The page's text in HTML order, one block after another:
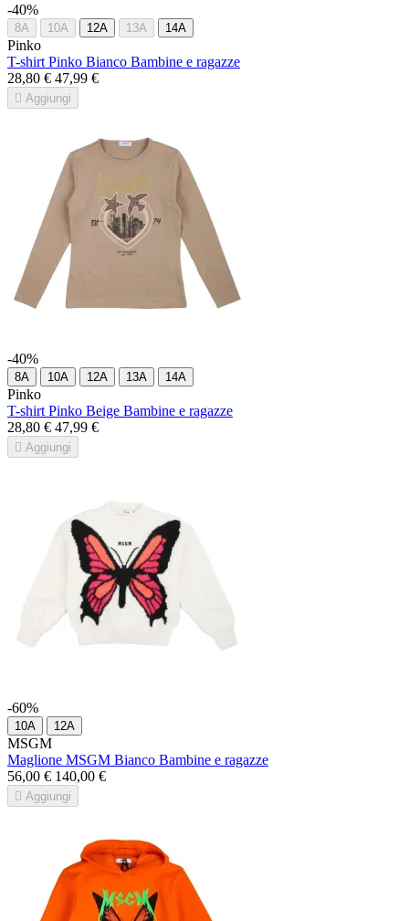
-40%
8A 10A 12A 13A 14A
Pinko
T-shirt Pinko Bianco Bambine e ragazze
28,80 € 47,99 €
 Aggiungi
-40%
8A 10A 12A 13A 14A
Pinko
T-shirt Pinko Beige Bambine e ragazze
28,80 € 47,99 €
 Aggiungi
-60%
10A 12A
MSGM
Maglione MSGM Bianco Bambine e ragazze
56,00 € 140,00 €
 Aggiungi